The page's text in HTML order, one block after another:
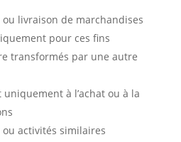
ou livraison de marchandises
pour ces fins
transformés par une autre
à l’achat ou à la
activités similaires